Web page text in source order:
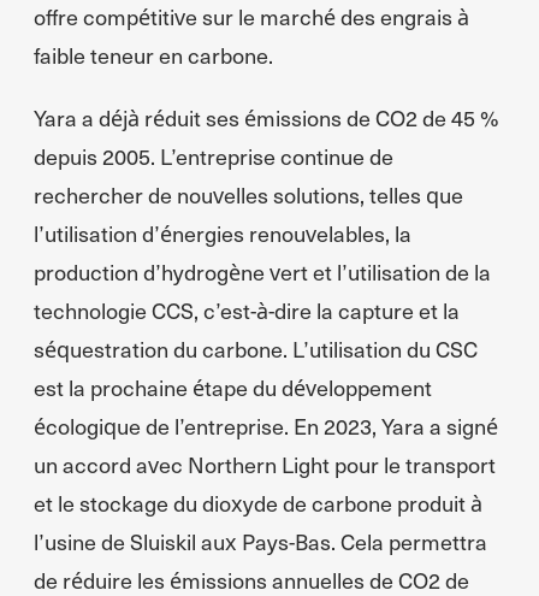
offre compétitive sur le marché des engrais à
faible teneur en carbone.
Yara a déjà réduit ses émissions de CO2 de 45 %
depuis 2005. L’entreprise continue de
rechercher de nouvelles solutions, telles que
l’utilisation d’énergies renouvelables, la
production d’hydrogène vert et l’utilisation de la
technologie CCS, c’est-à-dire la capture et la
séquestration du carbone. L’utilisation du CSC
est la prochaine étape du développement
écologique de l’entreprise. En 2023, Yara a signé
un accord avec Northern Light pour le transport
et le stockage du dioxyde de carbone produit à
l’usine de Sluiskil aux Pays-Bas. Cela permettra
de réduire les émissions annuelles de CO2 de